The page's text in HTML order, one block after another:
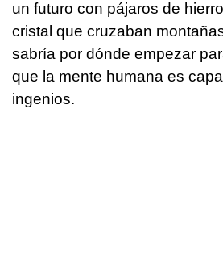
un futuro con pájaros de
cristal que cruzaban
sabría por dónde empezar
que la mente humana es
ingenios.